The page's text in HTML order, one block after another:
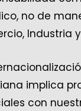
no de
Industria
implica
con